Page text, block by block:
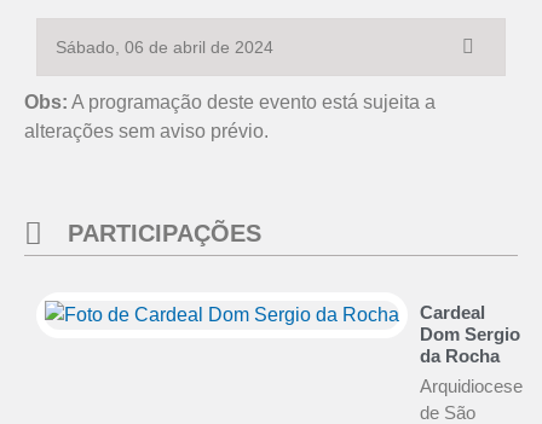
Sábado, 06 de abril de 2024
Obs: A programação deste evento está sujeita a
alterações sem aviso prévio.
PARTICIPAÇÕES
Cardeal
Dom Sergio
da Rocha
Arquidiocese
de São